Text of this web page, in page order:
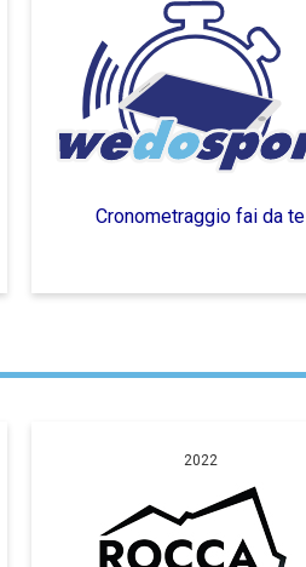
Cronometraggio fai da te
2022